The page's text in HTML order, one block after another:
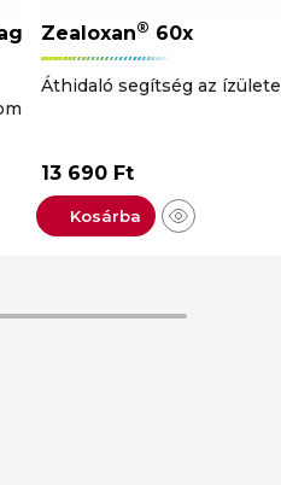
por
Zealoxan® 60x
Áthidaló segítség az
13 690 Ft
Kosárba